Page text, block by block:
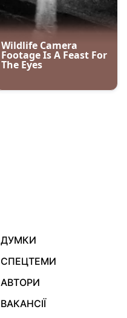
ДУМКИ
СПЕЦТЕМИ
АВТОРИ
ВАКАНСІЇ